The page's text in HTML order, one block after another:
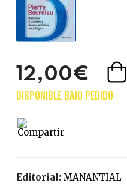
12,00€
Editorial:
MANANTIAL